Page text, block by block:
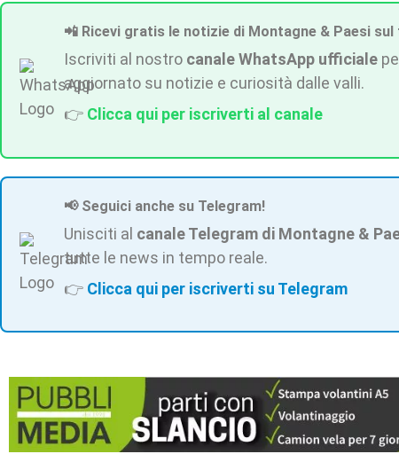
📲 Ricevi gratis le notizie di Montagne & Paesi
Iscriviti al nostro canale WhatsApp ufficiale
aggiornato su notizie e curiosità dalle valli.
👉 Clicca qui per iscriverti al canale
📢 Seguici anche su Telegram!
Unisciti al canale Telegram di Montagne &
tutte le news in tempo reale.
👉 Clicca qui per iscriverti su Telegram